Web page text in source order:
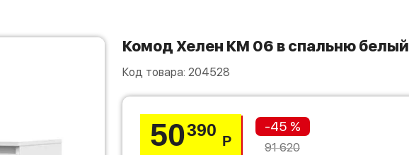
Комод Хелен КМ 06 в спальню белый
Код товара: 204528
50390
Р
-45 %
91 620